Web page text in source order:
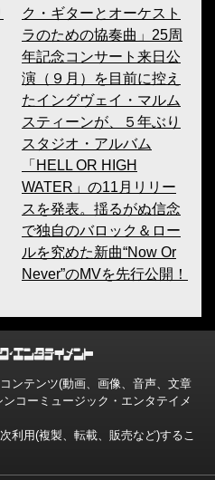
ク・ギターとオーケスト
ラのための協奏曲」25周
年記念コンサート来日公
演（９月）を目前に控え
たイングヴェイ・マルム
スティーンが、５年ぶり
スタジオ・アルバム
「HELL OR HIGH
WATER」の11月リリー
スを発表。揺るがぬ信念
で独自のバロック＆ロー
ルを究めた新曲“Now Or
Never”のMVを先行公開！
ンテンツ(動画、画像、音声、文章
コーミュージック・エンタテイメ
利用(複製、転載、販売など)するこ